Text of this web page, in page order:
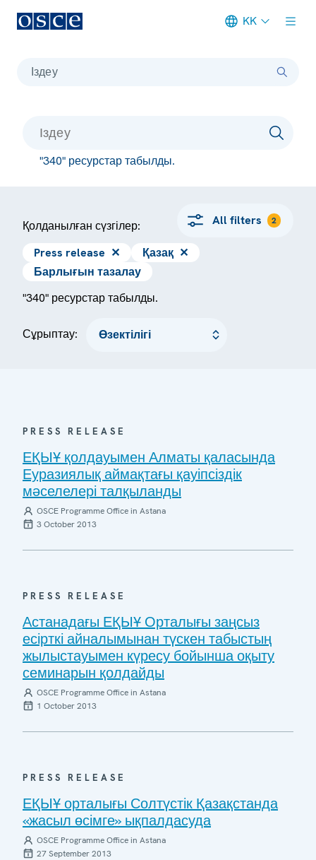
KK
Іздеу
"340" ресурстар табылды.
Қолданылған сүзгілер: All filters 2
Press release ✕ Қазақ ✕
Барлығын тазалау
"340" ресурстар табылды.
Сұрыптау:
PRESS RELEASE
ЕҚЫҰ қолдауымен Алматы қаласында
Еуразиялық аймақтағы қауіпсіздік
мәселелері талқыланды
OSCE Programme Office in Astana
3 October 2013
PRESS RELEASE
Астанадағы ЕҚЫҰ Орталығы заңсыз
есірткі айналымынан түскен табыстың
жылыстауымен күресу бойынша оқыту
семинарын қолдайды
OSCE Programme Office in Astana
1 October 2013
PRESS RELEASE
ЕҚЫҰ орталығы Солтүстік Қазақстанда
«жасыл өсімге» ықпалдасуда
OSCE Programme Office in Astana
27 September 2013